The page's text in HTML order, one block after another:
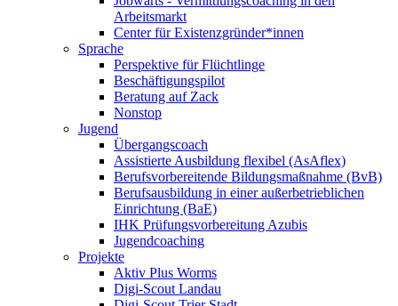
Arbeitsmarkt
Center für Existenzgründer*innen
Sprache
Perspektive für Flüchtlinge
Beschäftigungspilot
Beratung auf Zack
Nonstop
Jugend
Übergangscoach
Assistierte Ausbildung flexibel (AsAflex)
Berufsvorbereitende Bildungsmaßnahme (BvB)
Berufsausbildung in einer außerbetrieblichen
Einrichtung (BaE)
IHK Prüfungsvorbereitung Azubis
Jugendcoaching
Projekte
Aktiv Plus Worms
Digi-Scout Landau